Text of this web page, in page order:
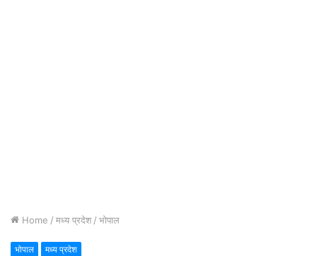
Home / मध्य प्रदेश / भोपाल
भोपाल मध्य प्रदेश